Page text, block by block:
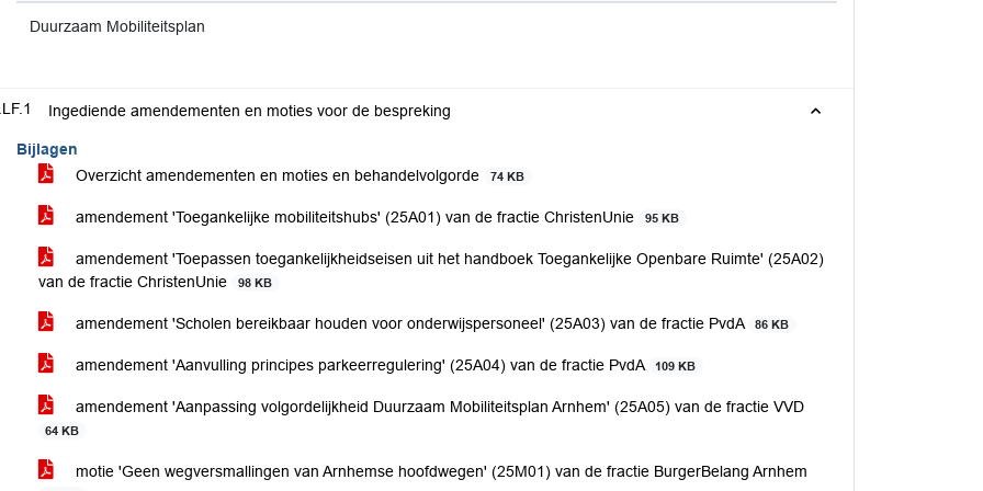
Duurzaam Mobiliteitsplan
Ingediende amendementen en moties voor de bespreking
Bijlagen
Overzicht amendementen en moties en behandelvolgorde
74 KB
amendement 'Toegankelijke mobiliteitshubs' (25A01) van de fractie ChristenUnie 95 KB
amendement 'Toepassen toegankelijkheidseisen uit het handboek Toegankelijke Openbare Ruimte' (25A02)
van de fractie ChristenUnie
98 KB
amendement 'Scholen bereikbaar houden voor onderwijspersoneel' (25A03) van de fractie PvdA 86 KB
amendement 'Aanvulling principes parkeerregulering' (25A04) van de fractie PvdA 109 KB
amendement 'Aanpassing volgordelijkheid Duurzaam Mobiliteitsplan Arnhem' (25A05) van de fractie VVD
64 KB
motie 'Geen wegversmallingen van Arnhemse hoofdwegen' (25M01) van de fractie BurgerBelang Arnhem